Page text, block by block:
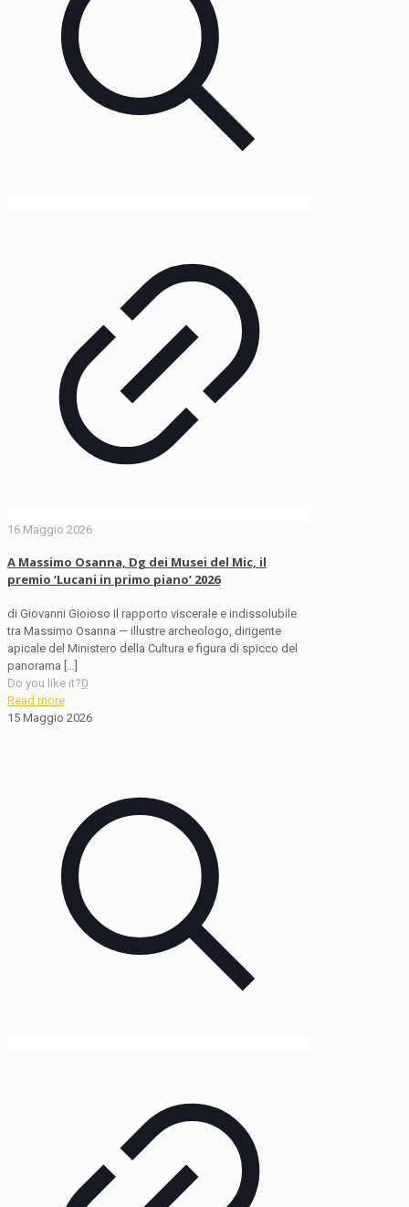
16 Maggio 2026
A Massimo Osanna, Dg dei Musei del Mic, il
premio ‘Lucani in primo piano’ 2026
di Giovanni Gioioso Il rapporto viscerale e indissolubile
tra Massimo Osanna — illustre archeologo, dirigente
apicale del Ministero della Cultura e figura di spicco del
panorama […]
Do you like it?0
Read more
15 Maggio 2026